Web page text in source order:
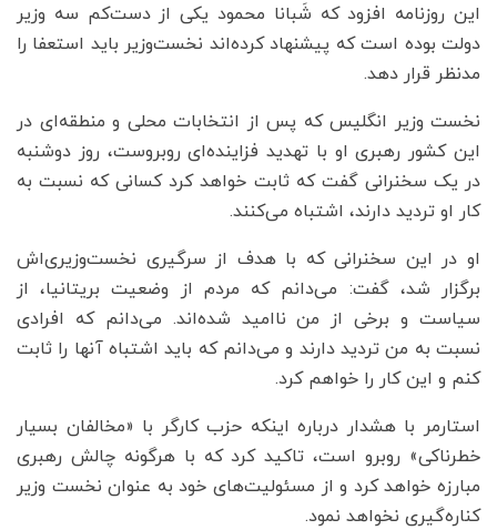
این روزنامه افزود که شَبانا محمود یکی از دست‌کم سه وزیر
دولت بوده است که پیشنهاد کرده‌اند نخست‌وزیر باید استعفا را
مدنظر قرار دهد.
نخست وزیر انگلیس که پس از انتخابات محلی و منطقه‌ای در
این کشور رهبری او با تهدید فزاینده‌ای روبروست، روز دوشنبه
در یک سخنرانی گفت که ثابت خواهد کرد کسانی که نسبت به
کار او تردید دارند، اشتباه می‌کنند.
او در این سخنرانی‌ که با هدف از سرگیری نخست‌وزیری‌اش
برگزار شد، گفت: می‌دانم که مردم از وضعیت بریتانیا، از
سیاست و برخی از من ناامید شده‌اند. می‌دانم که افرادی
نسبت به من تردید دارند و می‌دانم که باید اشتباه آنها را ثابت
کنم و این کار را خواهم کرد.
استارمر با هشدار درباره اینکه حزب کارگر با «مخالفان بسیار
خطرناکی» روبرو است، تاکید کرد که با هرگونه چالش رهبری
مبارزه خواهد کرد و از مسئولیت‌های خود به عنوان نخست وزیر
کناره‌گیری نخواهد نمود.